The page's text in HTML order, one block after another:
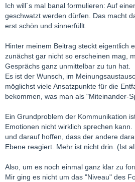
Ich will´s mal banal formulieren: Auf
geschwatzt werden dürfen. Das macht
erst schön und sinnerfüllt.
Hinter meinem Beitrag steckt eigentlich
zunächst gar nicht so erscheinen mag,
Gesprächs ganz unmittelbar zu tun hat.
Es ist der Wunsch, im
möglichst viele Ansatzpunkte für die
bekommen, was man als "Miteinander-
Ein Grundproblem der Kommunikation
Emotionen nicht wirklich sprechen
und darauf hoffen, dass der andere
Ebene reagiert. Mehr ist nicht drin. (Ist
Also, um es noch einmal ganz klar zu
Mir ging es nicht um das "Niveau" des